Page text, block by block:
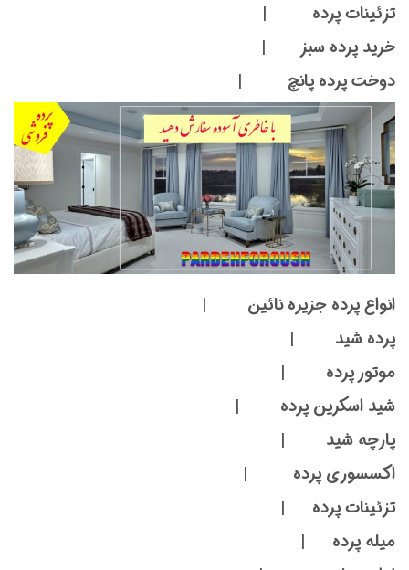
تزئینات پرده |
خرید پرده سبز |
دوخت پرده پانچ |
انواع پرده جزیره نائین |
پرده شید |
موتور پرده |
شید اسکرین پرده |
پارچه شید |
اکسسوری پرده |
تزئینات پرده |
میله پرده |